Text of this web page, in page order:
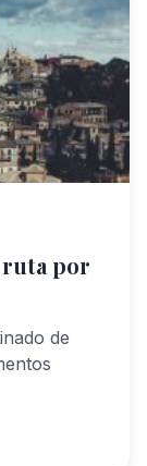
por
de